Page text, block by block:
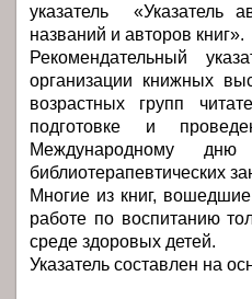
указатель «Указатель
названий и авторов книг».
Рекомендательный
организации книжных
возрастных групп
подготовке и
Международному
библиотерапевтических
Многие из книг,
работе по воспитанию
среде здоровых детей.
Указатель составлен на